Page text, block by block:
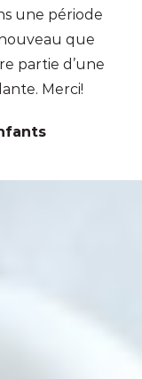
une période
que
partie d’une
Merci!